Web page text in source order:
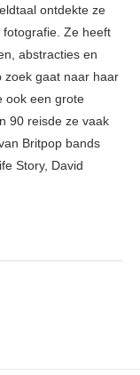
ontdekte ze
Ze heeft
abstracties en
zoek gaat naar haar
ook een grote
90 reisde ze vaak
Britpop bands
Story, David